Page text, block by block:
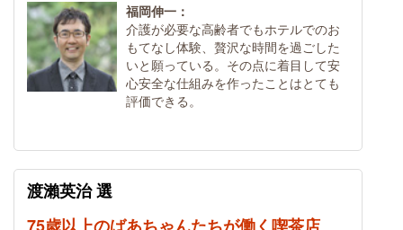
福岡伸一：
介護が必要な高齢者でもホテルでのお
もてなし体験、贅沢な時間を過ごした
いと願っている。その点に着目して安
心安全な仕組みを作ったことはとても
評価できる。
渡瀨英治 選